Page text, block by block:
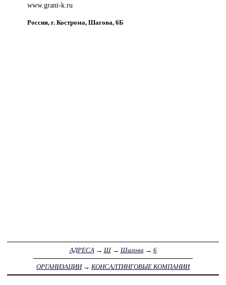
www.grani-k.ru
Россия, г. Кострома, Шагова, 6Б
АДРЕСА→ Ш→ Шагова → 6
ОРГАНИЗАЦИИ→ КОНСАЛТИНГОВЫЕ КОМПАНИИ